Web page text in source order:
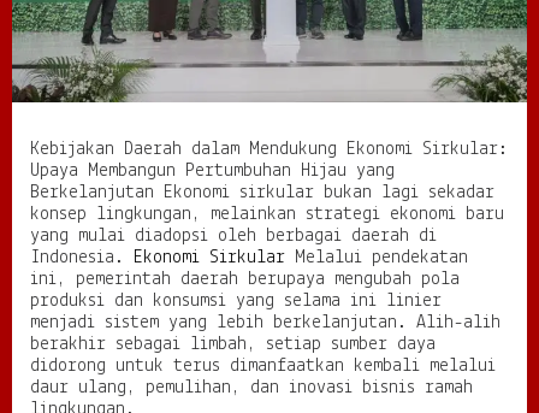
e
d
k
n
g
E
k
o
n
m
i
S
i
Kebijakan Daerah dalam Mendukung Ekonomi Sirkular:
Upaya Membangun Pertumbuhan Hijau yang
Berkelanjutan Ekonomi sirkular bukan lagi sekadar
konsep lingkungan, melainkan strategi ekonomi baru
yang mulai diadopsi oleh berbagai daerah di
Indonesia. Ekonomi Sirkular Melalui pendekatan
ini, pemerintah daerah berupaya mengubah pola
produksi dan konsumsi yang selama ini linier
menjadi sistem yang lebih berkelanjutan. Alih-alih
berakhir sebagai limbah, setiap sumber daya
didorong untuk terus dimanfaatkan kembali melalui
daur ulang, pemulihan, dan inovasi bisnis ramah